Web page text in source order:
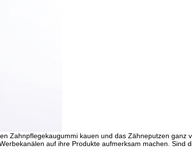
Zahnpflegekaugummi kauen und das Zähneputzen
auf ihre Produkte aufmerksam machen.